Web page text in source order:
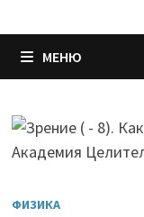
МЕНЮ
ФИЗИКА